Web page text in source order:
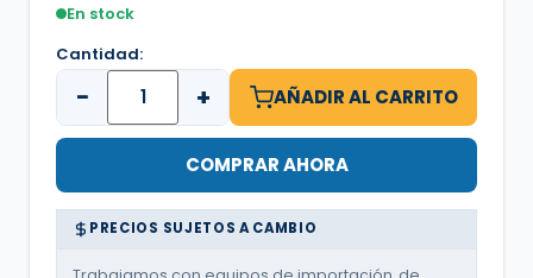
En stock
Cantidad:
− + AÑADIR AL CARRITO
COMPRAR AHORA
PRECIOS SUJETOS A CAMBIO